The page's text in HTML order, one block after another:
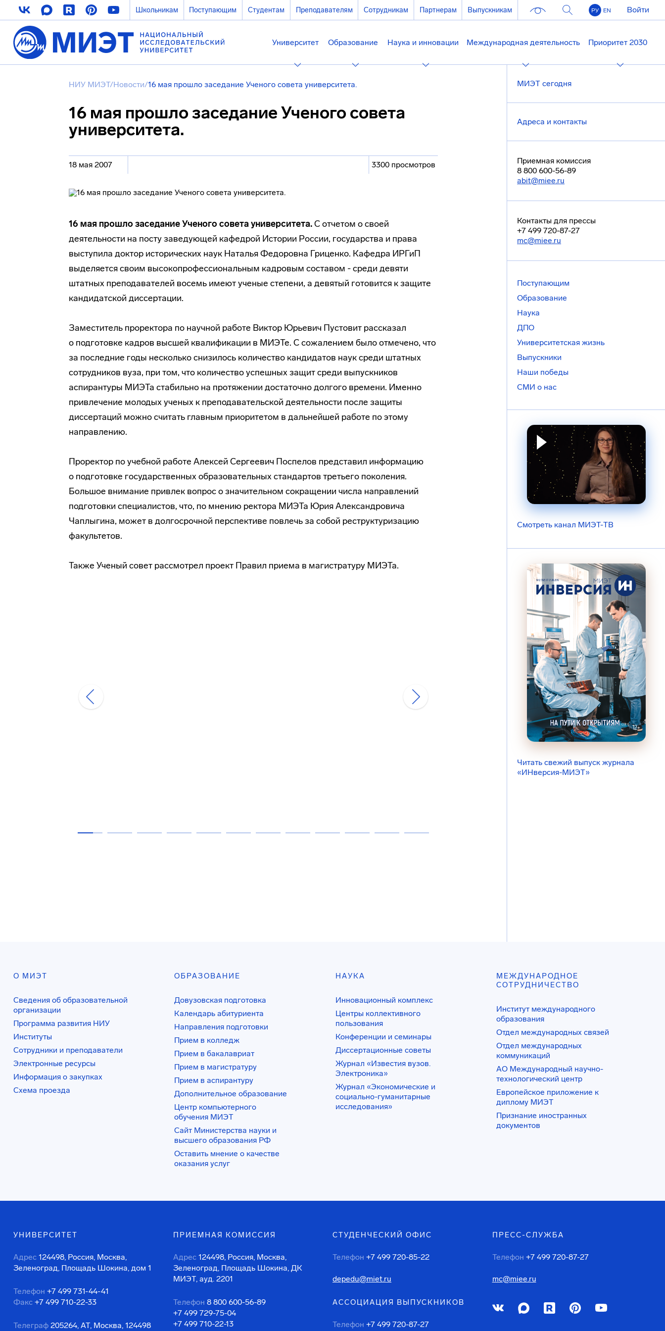
Школьникам Поступающим Студентам Преподавателям Сотрудникам Партнерам Выпускникам РУ EN Войти
Университет Образование Наука и инновации Международная деятельность Приоритет 2030
НИУ МИЭТ/Новости/16 мая прошло заседание Ученого совета университета.
16 мая прошло заседание Ученого совета
университета.
18 мая 2007 3300 просмотров
16 мая прошло заседание Ученого совета университета.С отчетом о своей
деятельности на посту заведующей кафедрой Истории России, государства и права
выступила доктор исторических наук Наталья Федоровна Гриценко. Кафедра ИРГиП
выделяется своим высокопрофессиональным кадровым составом - среди девяти
штатных преподавателей восемь имеют ученые степени, а девятый готовится к защите
кандидатской диссертации.
Заместитель проректора по научной работе Виктор Юрьевич Пустовит рассказал
о подготовке кадров высшей квалификации в МИЭТе. С сожалением было отмечено, что
за последние годы несколько снизилось количество кандидатов наук среди штатных
сотрудников вуза, при том, что количество успешных защит среди выпускников
аспирантуры МИЭТа стабильно на протяжении достаточно долгого времени. Именно
привлечение молодых ученых к преподавательской деятельности после защиты
диссертаций можно считать главным приоритетом в дальнейшей работе по этому
направлению.
Проректор по учебной работе Алексей Сергеевич Поспелов представил информацию
о подготовке государственных образовательных стандартов третьего поколения.
Большое внимание привлек вопрос о значительном сокращении числа направлений
подготовки специалистов, что, по мнению ректора МИЭТа Юрия Александровича
Чаплыгина, может в долгосрочной перспективе повлечь за собой реструктуризацию
факультетов.
Также Ученый совет рассмотрел проект Правил приема в магистратуру МИЭТа.
МИЭТ сегодня
Адреса и контакты
Приемная комиссия
8 800 600-56-89
abit@miee.ru
Контакты для прессы
+7 499 720-87-27
mc@miee.ru
Поступающим
Образование
Наука
ДПО
Университетская жизнь
Выпускники
Наши победы
СМИ о нас
Смотреть канал МИЭТ-ТВ
Читать свежий выпуск журнала
«ИНверсия-МИЭТ»
О МИЭТ
Сведения об образовательной
организации
Программа развития НИУ
Институты
Сотрудники и преподаватели
Электронные ресурсы
Информация о закупках
Схема проезда
ОБРАЗОВАНИЕ
Довузовская подготовка
Календарь абитуриента
Направления подготовки
Прием в колледж
Прием в бакалавриат
Прием в магистратуру
Прием в аспирантуру
Дополнительное образование
Центр компьютерного
обучения МИЭТ
Сайт Министерства науки и
высшего образования РФ
Оставить мнение о качестве
оказания услуг
НАУКА
Инновационный комплекс
Центры коллективного
пользования
Конференции и семинары
Диссертационные советы
Журнал «Известия вузов.
Электроника»
Журнал «Экономические и
социально-гуманитарные
исследования»
МЕЖДУНАРОДНОЕ
СОТРУДНИЧЕСТВО
Институт международного
образования
Отдел международных связей
Отдел международных
коммуникаций
АО Международный научно-
технологический центр
Европейское приложение к
диплому МИЭТ
Признание иностранных
документов
УНИВЕРСИТЕТ
Адрес 124498, Россия, Москва,
Зеленоград, Площадь Шокина, дом 1
Телефон +7 499 731-44-41
Факс +7 499 710-22-33
Телеграф 205264, АТ, Москва, 124498
ПРИЕМНАЯ КОМИССИЯ
Адрес 124498, Россия, Москва,
Зеленоград, Площадь Шокина, ДК
МИЭТ, ауд. 2201
Телефон 8 800 600-56-89
+7 499 729-75-04
+7 499 710-22-13
СТУДЕНЧЕСКИЙ ОФИС
Телефон +7 499 720-85-22
depedu@miet.ru
АССОЦИАЦИЯ ВЫПУСКНИКОВ
Телефон +7 499 720-87-27
ПРЕСС-СЛУЖБА
Телефон +7 499 720-87-27
mc@miee.ru